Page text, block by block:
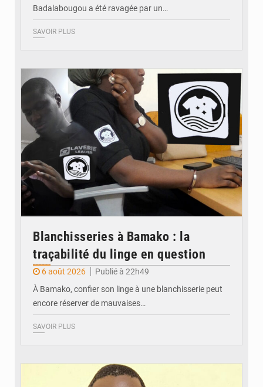
Badalabougou a été ravagée par un…
SAVOIR PLUS
Blanchisseries à Bamako : la
traçabilité du linge en question
6 août 2026
Publié à 22h49
À Bamako, confier son linge à une blanchisserie peut
encore réserver de mauvaises…
SAVOIR PLUS